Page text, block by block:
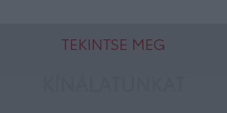
TEKINTSE MEG